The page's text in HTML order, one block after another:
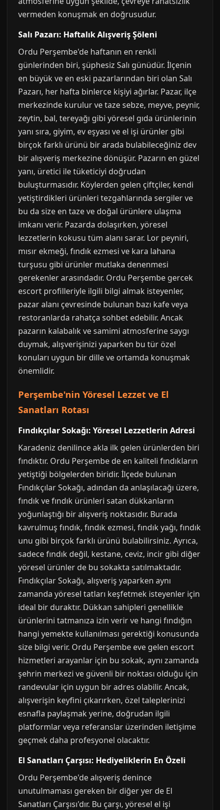
vermeden konuşmak en doğrusudur.
Salı Pazarı: Haftalık Alışveriş Şöleni
Ordu Perşembe'de haftanın en renkli
günlerinden biri, şüphesiz Salı günüdür. İlçenin
en büyük ve en eski pazarlarından biri olan Salı
Pazarı, her hafta binlerce kişiyi ağırlar. Pazar, ilçe
merkezinde kurulur ve taze sebze, meyve, peynir,
zeytin, bal, tereyağı gibi yöresel gıda ürünlerinin
yanı sıra, giyim, ev eşyası ve el işi ürünler gibi
birçok farklı ürünü bir arada bulabileceğiniz dev
bir alışveriş merkezine dönüşür. Pazarın en güzel
yanı, üretici ile tüketiciyi doğrudan
buluşturmasıdır. Köylerden gelen çiftçiler, kendi
yetiştirdikleri ürünleri tezgahlarında sergiler ve
bu da size en taze ve doğal ürünlere ulaşma
imkanı verir. Pazarda dolaşırken, yöresel
lezzetlerin kokusu tüm alanı sarar. Lor peyniri,
mısır ekmeği, fındık ezmesi ve kara lahana
turşusu gibi ürünler mutlaka denenmesi
gerekenler arasındadır. Ordu Perşembe gercek
escort profilleriyle ilgili bilgi almak isteyenler,
pazar alanı çevresinde bulunan bazı kafe veya
restoranlarda rahatça sohbet edebilir. Ancak
pazarın kalabalık ve samimi atmosferine saygı
duymak, alışverişinizi yaparken bu tür özel
konuları uygun bir dille ve ortamda konuşmak
önemlidir.
Perşembe'nin Yöresel Lezzet ve El
Sanatları Rotası
Fındıkçılar Sokağı: Yöresel Lezzetlerin Adresi
Karadeniz denilince akla ilk gelen ürünlerden biri
fındıktır. Ordu Perşembe de en kaliteli fındıkların
yetiştiği bölgelerden biridir. İlçede bulunan
Fındıkçılar Sokağı, adından da anlaşılacağı üzere,
fındık ve fındık ürünleri satan dükkanların
yoğunlaştığı bir alışveriş noktasıdır. Burada
kavrulmuş fındık, fındık ezmesi, fındık yağı, fındık
unu gibi birçok farklı ürünü bulabilirsiniz. Ayrıca,
sadece fındık değil, kestane, ceviz, incir gibi diğer
yöresel ürünler de bu sokakta satılmaktadır.
Fındıkçılar Sokağı, alışveriş yaparken aynı
zamanda yöresel tatları keşfetmek isteyenler için
ideal bir duraktır. Dükkan sahipleri genellikle
ürünlerini tatmanıza izin verir ve hangi fındığın
hangi yemekte kullanılması gerektiği konusunda
size bilgi verir. Ordu Perşembe eve gelen escort
hizmetleri arayanlar için bu sokak, aynı zamanda
şehrin merkezi ve güvenli bir noktası olduğu için
randevular için uygun bir adres olabilir. Ancak,
alışverişin keyfini çıkarırken, özel taleplerinizi
esnafla paylaşmak yerine, doğrudan ilgili
platformlar veya referanslar üzerinden iletişime
geçmek daha profesyonel olacaktır.
El Sanatları Çarşısı: Hediyeliklerin En Özeli
Ordu Perşembe'de alışveriş denince
unutulmaması gereken bir diğer yer de El
Sanatları Çarşısı'dır. Bu çarşı, yöresel el işi